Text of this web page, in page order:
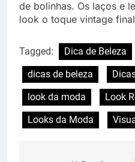
de bolinhas. Os laços e
look o toque vintage
Tagged: Dica de Beleza
dicas de beleza
look da moda
Look
Looks da Moda